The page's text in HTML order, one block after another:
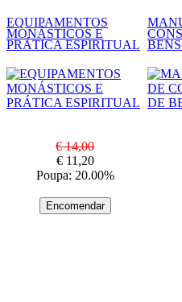
EQUIPAMENTOS
MONÁSTICOS E
PRÁTICA ESPIRITUAL
€ 14,00
€ 11,20
Poupa: 20.00%